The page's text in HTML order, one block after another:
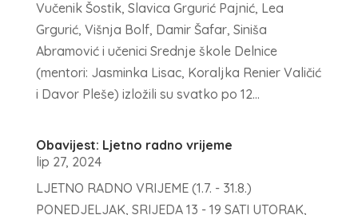
Vučenik Šostik, Slavica Grgurić Pajnić, Lea
Grgurić, Višnja Bolf, Damir Šafar, Siniša
Abramović i učenici Srednje škole Delnice
(mentori: Jasminka Lisac, Koraljka Renier Valičić
i Davor Pleše) izložili su svatko po 12...
Obavijest: Ljetno radno vrijeme
lip 27, 2024
LJETNO RADNO VRIJEME (1.7. - 31.8.)
PONEDJELJAK, SRIJEDA 13 - 19 SATI UTORAK,